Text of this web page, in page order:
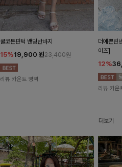
쿨코튼핀턱 밴딩반바지
15%19,900 원23,400원
리뷰 카운트 영역
더예쁜린
이즈]
12%
리뷰 카운
더보기